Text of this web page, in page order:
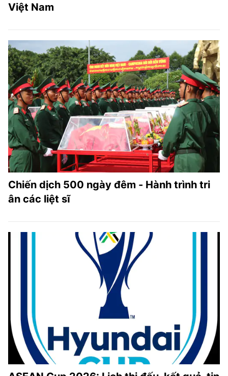
Việt Nam
Chiến dịch 500 ngày đêm - Hành trình tri
ân các liệt sĩ